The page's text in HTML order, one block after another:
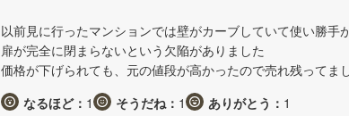
以前見に行ったマンションでは壁がカーブしていて使い勝手
扉が完全に閉まらないという欠陥がありました
価格が下げられても、元の値段が高かったので売れ残ってま
なるほど： 1 そうだね： 1 ありがとう： 1